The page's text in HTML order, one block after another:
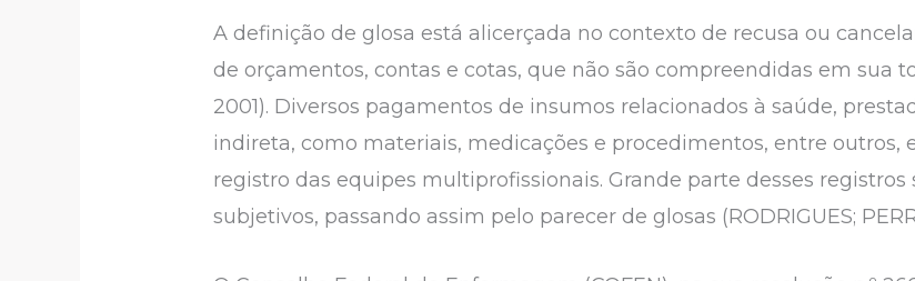
A definição de glosa está alicerçada no contexto de recusa ou
de orçamentos, contas e cotas, que não são compreendidas em sua
2001). Diversos pagamentos de insumos relacionados à saúde,
indireta, como materiais, medicações e procedimentos, entre outros,
registro das equipes multiprofissionais. Grande parte desses
subjetivos, passando assim pelo parecer de glosas (RODRIGUES;